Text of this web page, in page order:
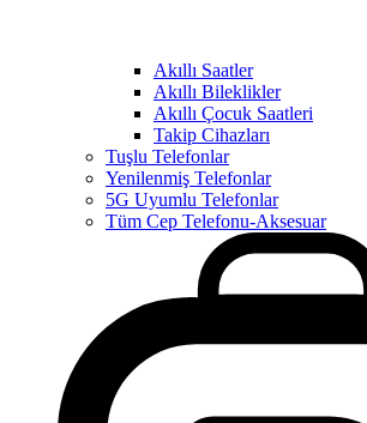
Akıllı Saatler
Akıllı Bileklikler
Akıllı Çocuk Saatleri
Takip Cihazları
Tuşlu Telefonlar
Yenilenmiş Telefonlar
5G Uyumlu Telefonlar
Tüm Cep Telefonu-Aksesuar